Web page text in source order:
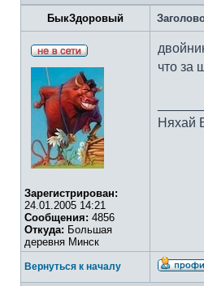
БыкЗдоровый
Зарегистрирован:
24.01.2005 14:21
Сообщения: 4856
Откуда: Большая
деревня Минск
что за
Няхай
Вернуться к началу